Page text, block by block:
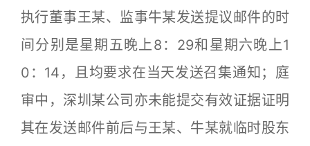
执行董事王某、监事牛某发送提议邮件的时
间分别是星期五晚上8：29和星期六晚上1
0：14，且均要求在当天发送召集通知；庭
审中，深圳某公司亦未能提交有效证据证明
其在发送邮件前后与王某、牛某就临时股东